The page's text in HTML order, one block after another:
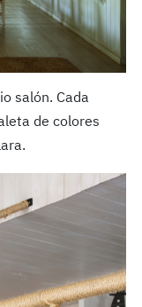
salón. Cada
de colores